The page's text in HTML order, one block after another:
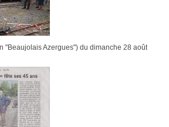
"Beaujolais Azergues") du dimanche 28 août